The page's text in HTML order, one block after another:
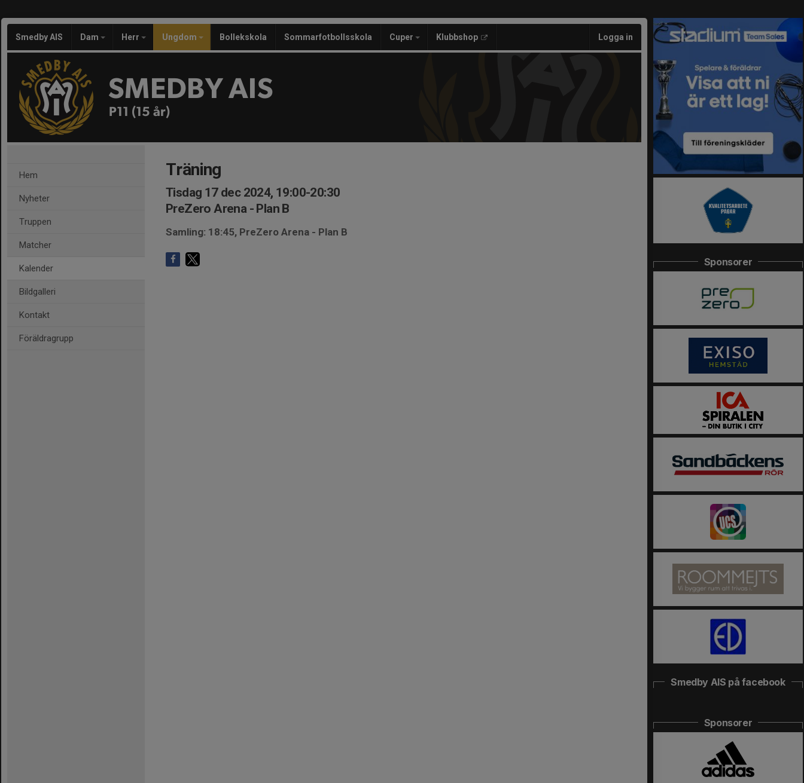
Smedby AIS Dam Herr Ungdom Bollekskola Sommarfotbollsskola Cuper Klubbshop Logga in
SMEDBY AIS
P11 (15 år)
Hem
Nyheter
Truppen
Matcher
Kalender
Bildgalleri
Kontakt
Föräldragrupp
Träning
Tisdag 17 dec 2024, 19:00-20:30
PreZero Arena - Plan B
Samling: 18:45, PreZero Arena - Plan B
Sponsorer
Smedby AIS på facebook
Sponsorer